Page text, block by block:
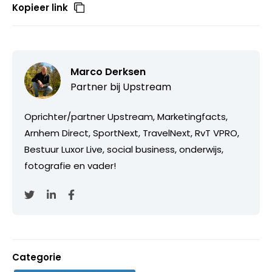
Kopieer link
Marco Derksen
Partner bij Upstream
Oprichter/partner Upstream, Marketingfacts,
Arnhem Direct, SportNext, TravelNext, RvT VPRO,
Bestuur Luxor Live, social business, onderwijs,
fotografie en vader!
Categorie